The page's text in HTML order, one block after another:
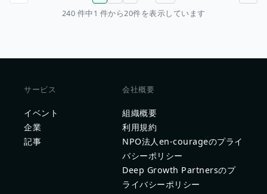
240 件中1 件から20件を表示しています
サービス
イベント
企業
記事
会社概要
組織概要
利用規約
NPO法人en-courageのプライ
バシーポリシー
Deep Growth Partnersのプ
ライバシーポリシー